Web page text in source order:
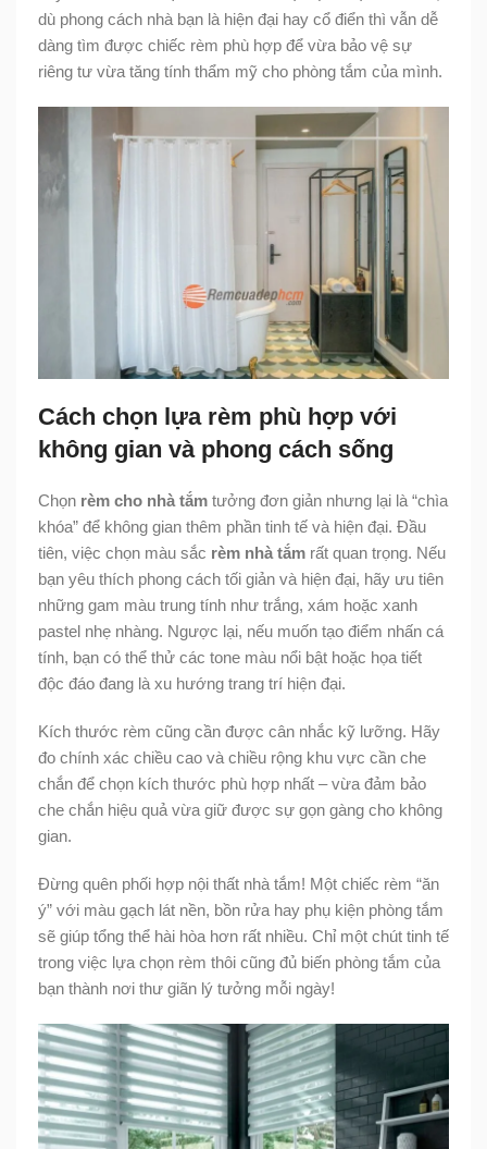
dù phong cách nhà bạn là hiện đại hay cổ điển thì vẫn dễ
dàng tìm được chiếc rèm phù hợp để vừa bảo vệ sự
riêng tư vừa tăng tính thẩm mỹ cho phòng tắm của mình.
Cách chọn lựa rèm phù hợp với
không gian và phong cách sống
Chọn rèm cho nhà tắm tưởng đơn giản nhưng lại là “chìa
khóa” để không gian thêm phần tinh tế và hiện đại. Đầu
tiên, việc chọn màu sắc rèm nhà tắm rất quan trọng. Nếu
bạn yêu thích phong cách tối giản và hiện đại, hãy ưu tiên
những gam màu trung tính như trắng, xám hoặc xanh
pastel nhẹ nhàng. Ngược lại, nếu muốn tạo điểm nhấn cá
tính, bạn có thể thử các tone màu nổi bật hoặc họa tiết
độc đáo đang là xu hướng trang trí hiện đại.
Kích thước rèm cũng cần được cân nhắc kỹ lưỡng. Hãy
đo chính xác chiều cao và chiều rộng khu vực cần che
chắn để chọn kích thước phù hợp nhất – vừa đảm bảo
che chắn hiệu quả vừa giữ được sự gọn gàng cho không
gian.
Đừng quên phối hợp nội thất nhà tắm! Một chiếc rèm “ăn
ý” với màu gạch lát nền, bồn rửa hay phụ kiện phòng tắm
sẽ giúp tổng thể hài hòa hơn rất nhiều. Chỉ một chút tinh tế
trong việc lựa chọn rèm thôi cũng đủ biến phòng tắm của
bạn thành nơi thư giãn lý tưởng mỗi ngày!